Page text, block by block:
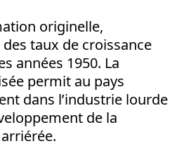
originelle,
taux de croissance
années 1950. La
permit au pays
dans l’industrie lourde
de la